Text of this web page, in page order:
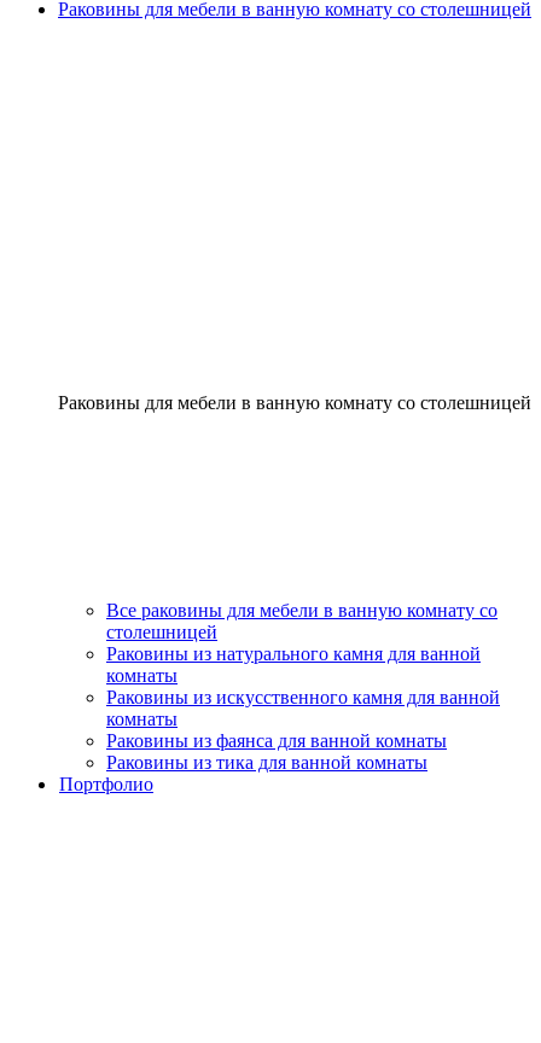
Раковины для мебели в ванную комнату со столешницей
Раковины для мебели в ванную комнату со столешницей
Все раковины для мебели в ванную комнату со
столешницей
Раковины из натурального камня для ванной
комнаты
Раковины из искусственного камня для ванной
комнаты
Раковины из фаянса для ванной комнаты
Раковины из тика для ванной комнаты
Портфолио